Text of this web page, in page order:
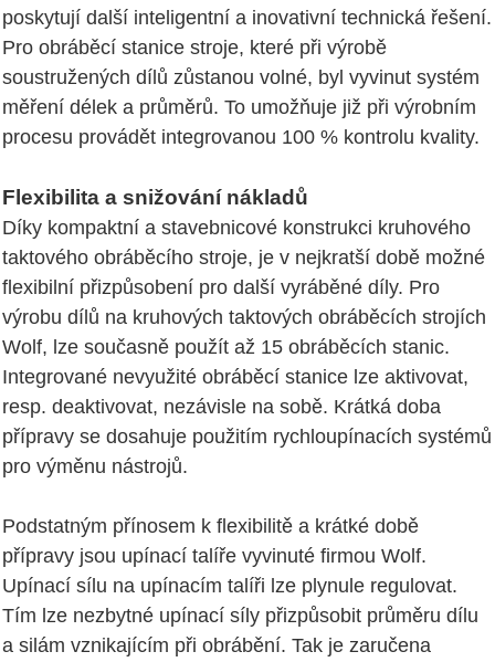
poskytují další inteligentní a inovativní technická řešení.
Pro obráběcí stanice stroje, které při výrobě
soustružených dílů zůstanou volné, byl vyvinut systém
měření délek a průměrů. To umožňuje již při výrobním
procesu provádět integrovanou 100 % kontrolu kvality.
Flexibilita a snižování nákladů
Díky kompaktní a stavebnicové konstrukci kruhového
taktového obráběcího stroje, je v nejkratší době možné
flexibilní přizpůsobení pro další vyráběné díly. Pro
výrobu dílů na kruhových taktových obráběcích strojích
Wolf, lze současně použít až 15 obráběcích stanic.
Integrované nevyužité obráběcí stanice lze aktivovat,
resp. deaktivovat, nezávisle na sobě. Krátká doba
přípravy se dosahuje použitím rychloupínacích systémů
pro výměnu nástrojů.
Podstatným přínosem k flexibilitě a krátké době
přípravy jsou upínací talíře vyvinuté firmou Wolf.
Upínací sílu na upínacím talíři lze plynule regulovat.
Tím lze nezbytné upínací síly přizpůsobit průměru dílu
a silám vznikajícím při obrábění. Tak je zaručena